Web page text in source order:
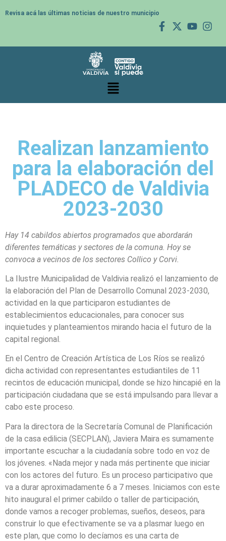
Revisa acá las últimas noticias de nuestro municipio
Realizan lanzamiento
para la elaboración del
PLADECO de Valdivia
2023-2030
Hay 14 cabildos abiertos programados que abordarán
diferentes temáticas y sectores de la comuna. Hoy se
convoca a vecinos de los sectores Collico y Corvi.
La Ilustre Municipalidad de Valdivia realizó el lanzamiento de
la elaboración del Plan de Desarrollo Comunal 2023-2030,
actividad en la que participaron estudiantes de
establecimientos educacionales, para conocer sus
inquietudes y planteamientos mirando hacia el futuro de la
capital regional.
En el Centro de Creación Artística de Los Ríos se realizó
dicha actividad con representantes estudiantiles de 11
recintos de educación municipal, donde se hizo hincapié en la
participación ciudadana que se está impulsando para llevar a
cabo este proceso.
Para la directora de la Secretaría Comunal de Planificación
de la casa edilicia (SECPLAN), Javiera Maira es sumamente
importante escuchar a la ciudadanía sobre todo en voz de
los jóvenes. «Nada mejor y nada más pertinente que iniciar
con los actores del futuro. Es un proceso participativo que
va a durar aproximadamente 6 a 7 meses. Iniciamos con este
hito inaugural el primer cabildo o taller de participación,
donde vamos a recoger problemas, sueños, deseos, para
construir lo que efectivamente se va a plasmar luego en
este plan, que como lo decíamos es una carta de